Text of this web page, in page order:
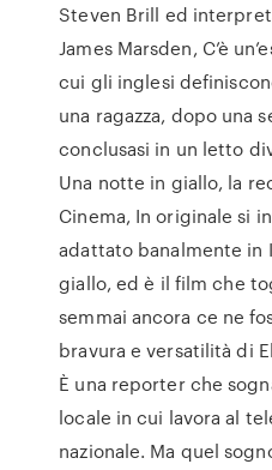
Steven Brill ed
James Marsden, C’è
cui gli inglesi
una ragazza, dopo una
conclusasi in un letto
Una notte in giallo, la
Cinema, In originale si
adattato banalmente in
giallo, ed è il film che
semmai ancora ce ne
bravura e versatilità di
È una reporter che
locale in cui lavora al
nazionale. Ma quel